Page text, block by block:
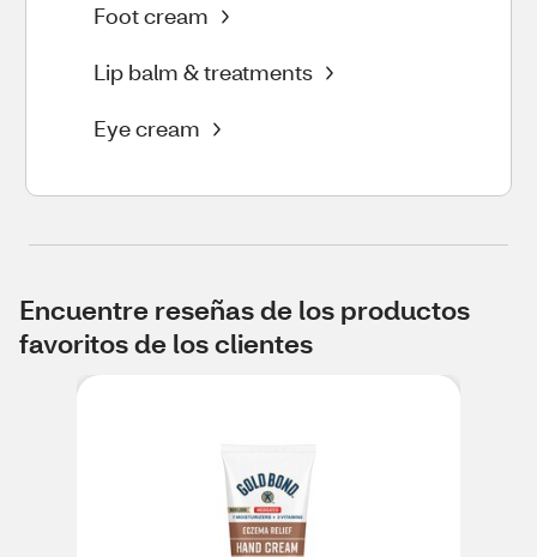
Foot cream
Lip balm & treatments
Eye cream
Encuentre reseñas de los productos
favoritos de los clientes